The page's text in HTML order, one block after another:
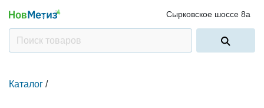
Сырковское шоссе 8а
Каталог /